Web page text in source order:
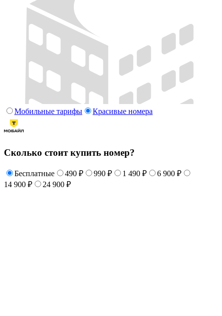
Мобильные тарифы Красивые номера
Сколько стоит купить номер?
Бесплатные 490 ₽ 990 ₽ 1 490 ₽
6 900 ₽
14 900 ₽
24 900 ₽